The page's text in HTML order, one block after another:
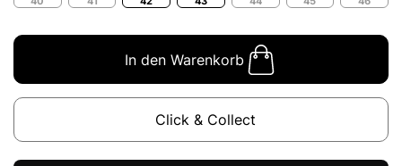
In den Warenkorb
Click & Collect